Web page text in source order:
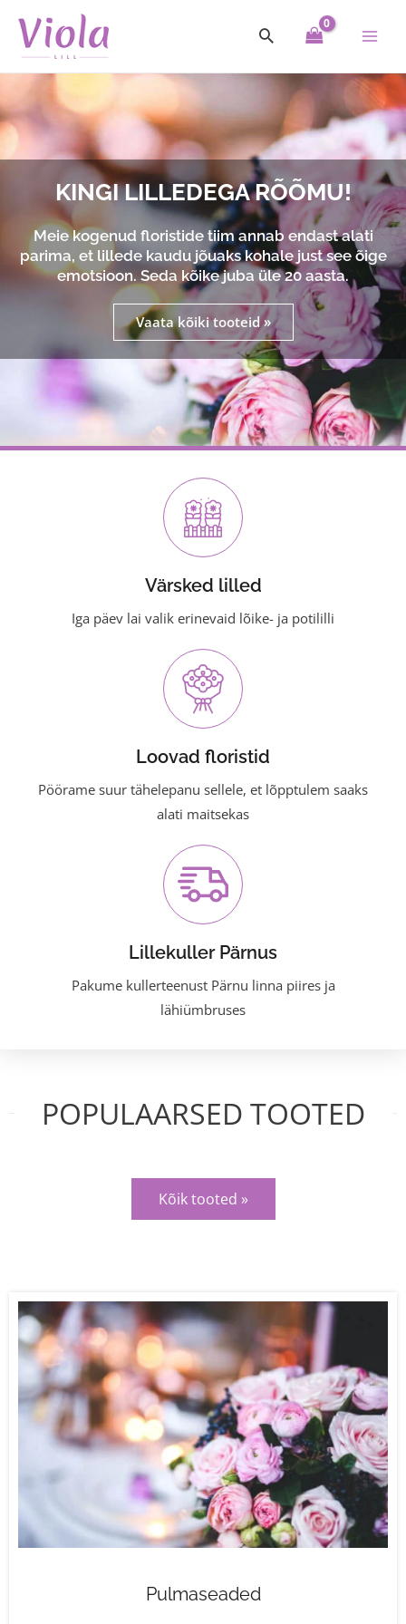
content
KINGI LILLEDEGA RÕÕMU!
Meie kogenud floristide tiim annab endast alati
parima, et lillede kaudu jõuaks kohale just see õige
emotsioon. Seda kõike juba üle 20 aasta.
Vaata kõiki tooteid »
Värsked lilled
Iga päev lai valik erinevaid lõike- ja potililli
Loovad floristid
Pöörame suur tähelepanu sellele, et lõpptulem saaks
alati maitsekas
Lillekuller Pärnus
Pakume kullerteenust Pärnu linna piires ja
lähiümbruses
POPULAARSED TOOTED
Kõik tooted »
Pulmaseaded